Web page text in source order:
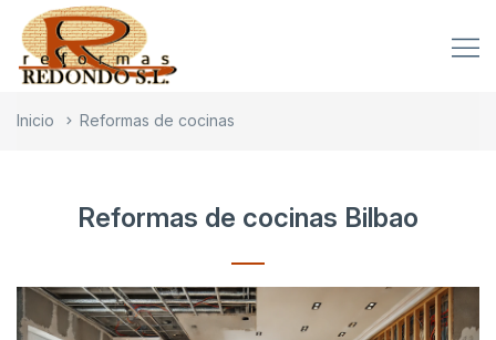
Inicio Reformas de cocinas
Reformas de cocinas Bilbao